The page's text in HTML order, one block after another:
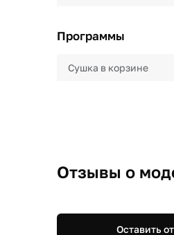
Программы
Сушка в корзине
Отзывы о
Оставить